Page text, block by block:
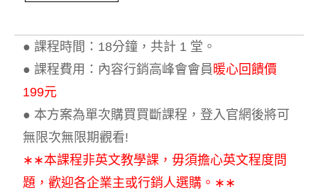
● 課程時間：18分鐘，共計 1 堂。
● 課程費用：內容行銷高峰會會員暖心回饋價
199元
● 本方案為單次購買買斷課程，登入官網後將可
無限次無限期觀看!
∗∗本課程非英文教學課，毋須擔心英文程度問
題，歡迎各企業主或行銷人選購。∗∗